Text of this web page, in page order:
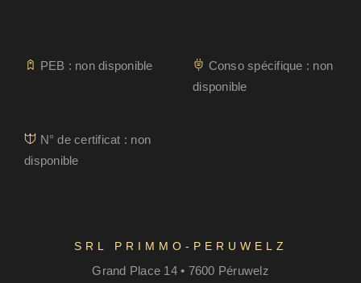
PEB : non disponible
Conso spécifique : non
disponible
N° de certificat : non
disponible
SRL PRIMMO-PERUWELZ
Grand Place 14 • 7600 Péruwelz